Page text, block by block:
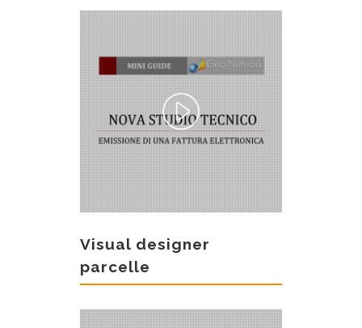
Visual designer
parcelle